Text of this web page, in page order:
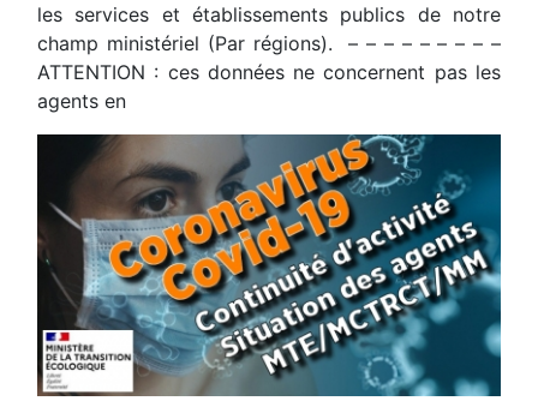
les services et établissements publics de notre
champ ministériel (Par régions). – – – – – – – – –
ATTENTION : ces données ne concernent pas les
agents en